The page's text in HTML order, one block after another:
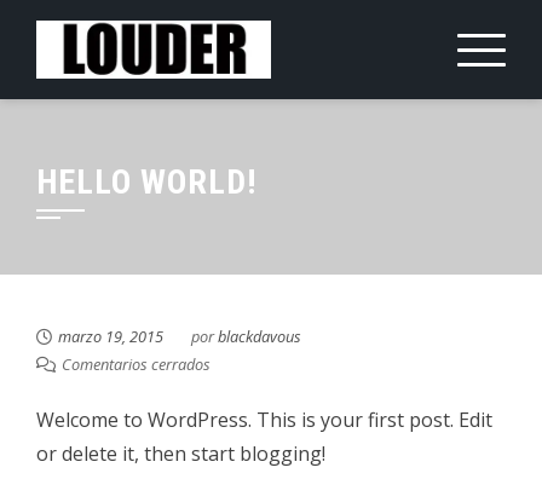
Saltar
contenido
HELLO WORLD!
marzo 19, 2015 porblackdavous
Comentarios cerrados
Welcome to WordPress. This is your first post. Edit
or delete it, then start blogging!